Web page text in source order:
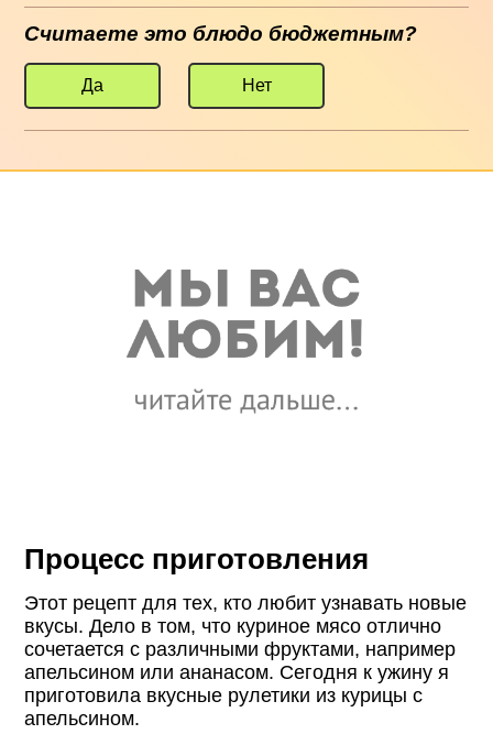
Считаете это блюдо бюджетным?
Да Нет
Процесс приготовления
Этот рецепт для тех, кто любит узнавать новые
вкусы. Дело в том, что куриное мясо отлично
сочетается с различными фруктами, например
апельсином или ананасом. Сегодня к ужину я
приготовила вкусные рулетики из курицы с
апельсином.